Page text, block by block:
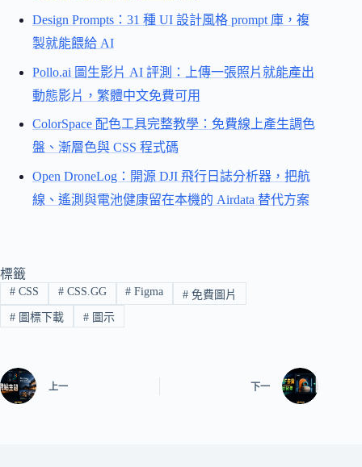
Design Prompts：31 種 UI 設計風格 prompt 庫，複
製就能餵給 AI
Pollo.ai 圖生影片 AI 評測：上傳一張照片就能產出
動態影片，繁體中文免費可用
ColorSpace 配色工具完整教學：免費線上產生調色
盤、漸層色與 CSS 程式碼
Open DroneLog：開源 DJI 飛行日誌分析器，把航
線、遙測與電池健康留在本機的 Airdata 替代方案
標籤
#CSS #CSS.GG # Figma # 免費圖片
#圖標下載 #圖示
上一 下一